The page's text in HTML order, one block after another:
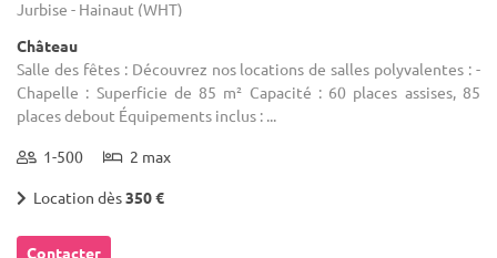
Jurbise - Hainaut (WHT)
Château
Salle des fêtes : Découvrez nos locations de salles polyvalentes : -
Chapelle : Superficie de 85 m² Capacité : 60 places assises, 85
places debout Équipements inclus : ...
1-500 2 max
Location dès350 €
Contacter